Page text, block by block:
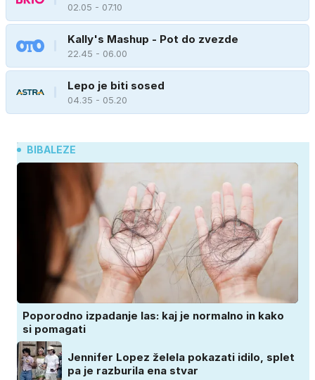
02.05 - 07.10
Kally's Mashup - Pot do zvezde
22.45 - 06.00
Lepo je biti sosed
04.35 - 05.20
BIBALEZE
Poporodno izpadanje las: kaj je normalno in kako
si pomagati
Jennifer Lopez želela pokazati idilo, splet
pa je razburila ena stvar